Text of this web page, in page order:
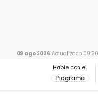
Hable con el
Programa
09 ago 2026 Actualizado 09:50